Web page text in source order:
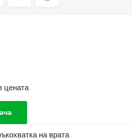
цената
на врата